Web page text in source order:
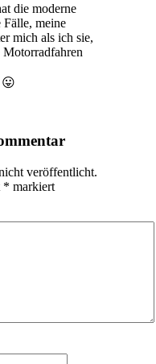
die moderne
Fälle, meine
mich als ich sie,
😛
veröffentlicht.
* markiert